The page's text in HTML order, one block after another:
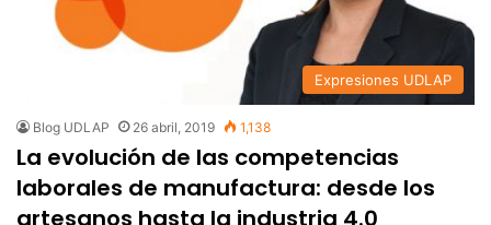
Expresiones UDLAP
Blog UDLAP 26 abril, 2019 1,138
La evolución de las competencias
laborales de manufactura: desde los
artesanos hasta la industria 4.0